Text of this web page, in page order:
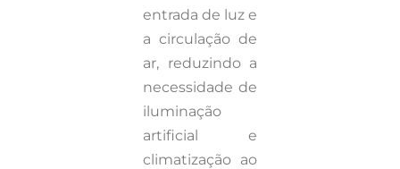
entrada de luz e
a circulação de
ar, reduzindo a
necessidade de
iluminação
artificial e
climatização ao